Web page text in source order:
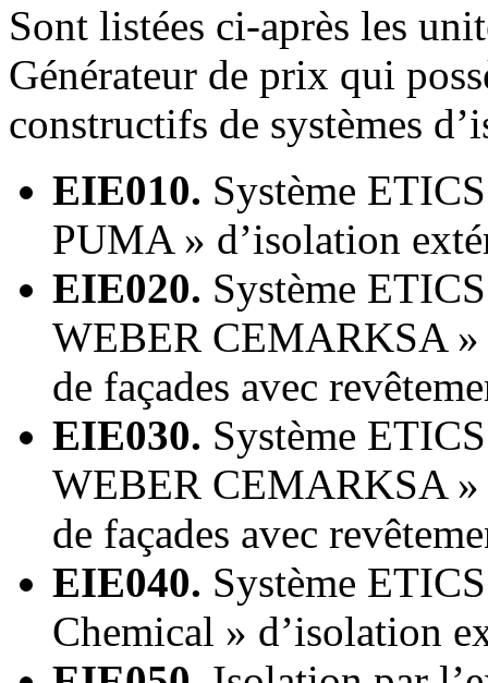
Sont listées ci-après les
Générateur de prix qui
constructifs de systèmes
EIE010. Système
PUMA » d’isolation
EIE020. Système
WEBER CEMARKSA »
de façades avec
EIE030. Système
WEBER CEMARKSA »
de façades avec
EIE040. Système
Chemical » d’isolation